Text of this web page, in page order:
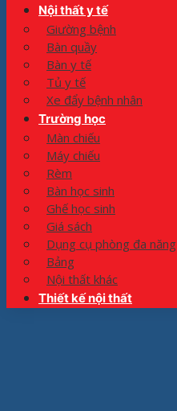
Nội thất y tế
Giường bệnh
Bàn quầy
Bàn y tế
Tủ y tế
Xe đẩy bệnh nhân
Trường học
Màn chiếu
Máy chiếu
Rèm
Bàn học sinh
Ghế học sinh
Giá sách
Dụng cụ phòng đa năng
Bảng
Nội thất khác
Thiết kế nội thất